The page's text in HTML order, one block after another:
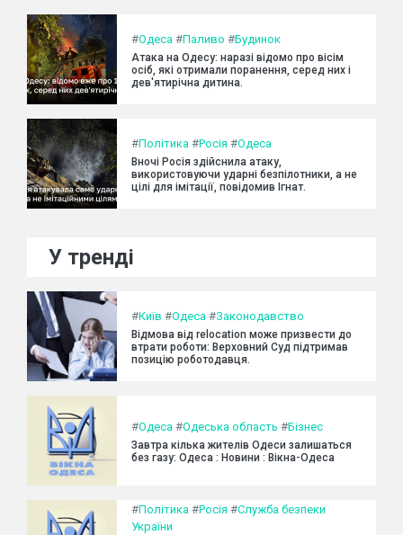
#Одеса #Паливо #Будинок
Атака на Одесу: наразі відомо про вісім
осіб, які отримали поранення, серед них і
дев'ятирічна дитина.
#Політика #Росія #Одеса
Вночі Росія здійснила атаку,
використовуючи ударні безпілотники, а не
цілі для імітації, повідомив Ігнат.
У тренді
#Київ #Одеса #Законодавство
Відмова від relocation може призвести до
втрати роботи: Верховний Суд підтримав
позицію роботодавця.
#Одеса #Одеська область #Бізнес
Завтра кілька жителів Одеси залишаться
без газу: Одеса : Новини : Вікна-Одеса
#Політика #Росія #Служба безпеки
України